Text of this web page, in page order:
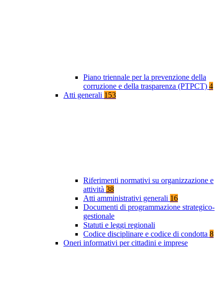
Piano triennale per la prevenzione della
corruzione e della trasparenza (PTPCT) 4
Atti generali 153
Riferimenti normativi su organizzazione e
attività 38
Atti amministrativi generali 16
Documenti di programmazione strategico-
gestionale
Statuti e leggi regionali
Codice disciplinare e codice di condotta 8
Oneri informativi per cittadini e imprese